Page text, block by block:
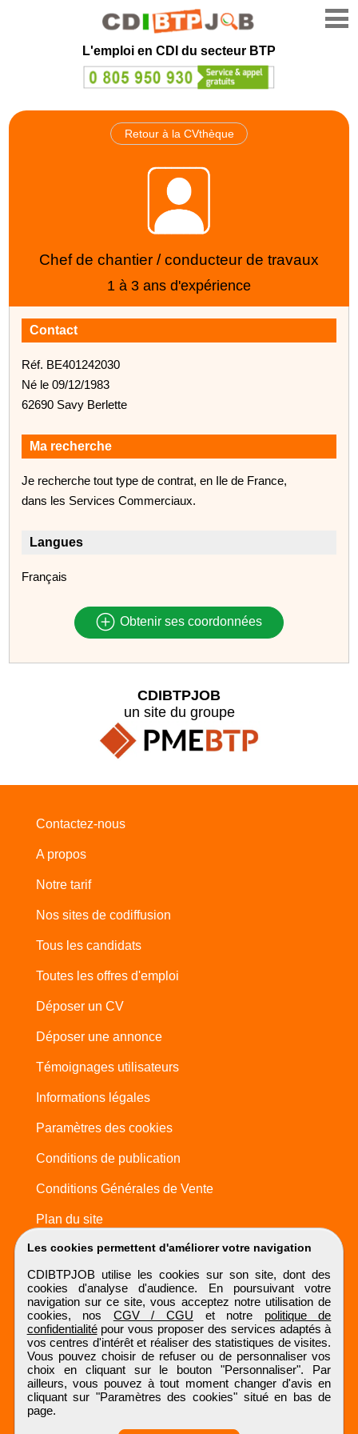
L'emploi en CDI du secteur BTP
Retour à la CVthèque
Chef de chantier / conducteur de travaux
1 à 3 ans d'expérience
Contact
Réf. BE401242030
Né le 09/12/1983
62690 Savy Berlette
Ma recherche
Je recherche tout type de contrat, en Ile de France,
dans les Services Commerciaux.
Langues
Français
Obtenir ses coordonnées
Les cookies permettent d'améliorer votre navigation
CDIBTPJOB utilise les cookies sur son site, dont des
cookies d'analyse d'audience. En poursuivant votre
navigation sur ce site, vous acceptez notre utilisation de
cookies, nos CGV / CGU et notre politique de
confidentialitépour vous proposer des services adaptés à
vos centres d'intérêt et réaliser des statistiques de visites.
Vous pouvez choisir de refuser ou de personnaliser vos
choix en cliquant sur le bouton "Personnaliser". Par
ailleurs, vous pouvez à tout moment changer d'avis en
cliquant sur "Paramètres des cookies" situé en bas de
page.
CDIBTPJOB
un site du groupe
Contactez-nous
A propos
Notre tarif
Nos sites de codiffusion
Tous les candidats
Toutes les offres d'emploi
Déposer un CV
Déposer une annonce
Témoignages utilisateurs
Informations légales
Paramètres des cookies
Conditions de publication
Conditions Générales de Vente
Plan du site